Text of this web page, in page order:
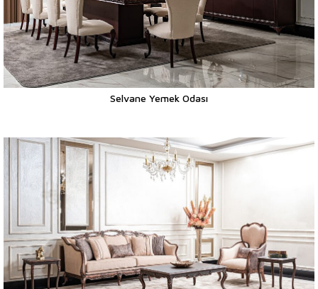
Selvane Yemek Odası